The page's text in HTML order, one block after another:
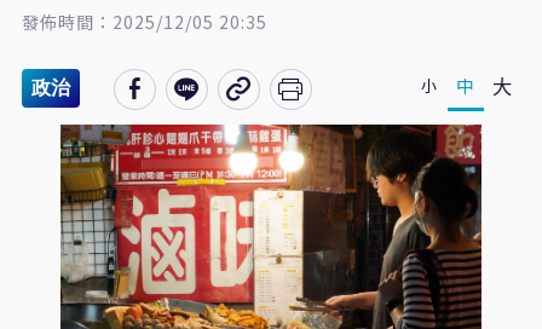
發佈時間：2025/12/05 20:35
政治 小 中 大